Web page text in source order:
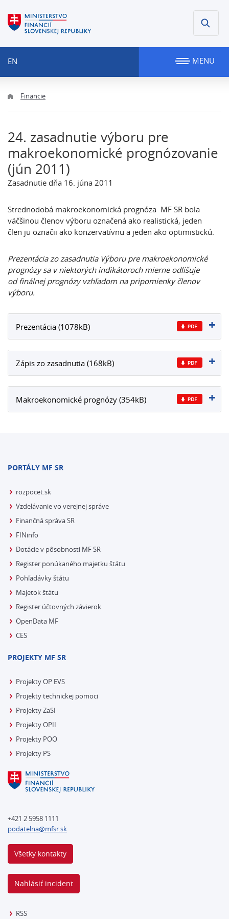
EN MENU
Financie
24. zasadnutie výboru pre
makroekonomické prognózovanie
(jún 2011)
Zasadnutie dňa 16. júna 2011
Strednodobá makroekonomická prognóza MF SR bola
väčšinou členov výboru označená ako realistická, jeden
člen ju označii ako konzervatívnu a jeden ako optimistickú.
Prezentácia zo zasadnutia Výboru pre makroekonomické
prognózy sa v niektorých indikátoroch mierne odlišuje
od finálnej prognózy vzhľadom na pripomienky členov
výboru.
Prezentácia (1078kB)
Zápis zo zasadnutia (168kB)
Makroekonomické prognózy (354kB)
PORTÁLY MF SR
rozpocet.sk
Vzdelávanie vo verejnej správe
Finančná správa SR
FINinfo
Dotácie v pôsobnosti MF SR
Register ponúkaného majetku štátu
Pohľadávky štátu
Majetok štátu
Register účtovných závierok
OpenData MF
CES
PROJEKTY MF SR
Projekty OP EVS
Projekty technickej pomoci
Projekty ZaSI
Projekty OPII
Projekty POO
Projekty PS
+421 2 5958 1111
podatelna@mfsr.sk
Všetky kontakty
Nahlásiť incident
RSS